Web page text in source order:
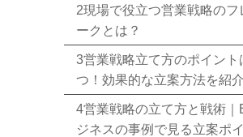
2現場で役立つ営業戦略のフ
ークとは？
3営業戦略立て方のポイント
つ！効果的な立案方法を紹介
4営業戦略の立て方と戦術｜
ジネスの事例で見る立案ポ